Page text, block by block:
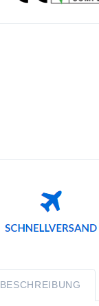
BESCHREIBUNG